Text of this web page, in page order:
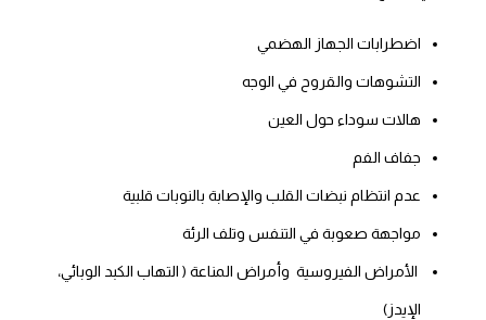
اضطرابات الجهاز الهضمي
التشوهات والقروح في الوجه
هالات سوداء حول العين
جفاف الفم
عدم انتظام نبضات القلب والإصابة بالنوبات قلبية
مواجهة صعوبة في التنفس وتلف الرئة
الأمراض الفيروسية وأمراض المناعة ( التهاب الكبد الوبائي،
الإيدز)